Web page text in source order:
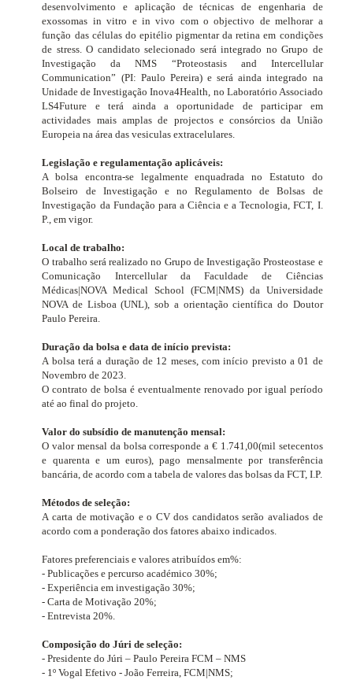
desenvolvimento e aplicação de técnicas de engenharia de
exossomas in vitro e in vivo com o objectivo de melhorar a
função das células do epitélio pigmentar da retina em condições
de stress. O candidato selecionado será integrado no Grupo de
Investigação da NMS “Proteostasis and Intercellular
Communication” (PI: Paulo Pereira) e será ainda integrado na
Unidade de Investigação Inova4Health, no Laboratório Associado
LS4Future e terá ainda a oportunidade de participar em
actividades mais amplas de projectos e consórcios da União
Europeia na área das vesiculas extracelulares.
Legislação e regulamentação aplicáveis:
A bolsa encontra-se legalmente enquadrada no Estatuto do
Bolseiro de Investigação e no Regulamento de Bolsas de
Investigação da Fundação para a Ciência e a Tecnologia, FCT, I.
P., em vigor.
Local de trabalho:
O trabalho será realizado no Grupo de Investigação Prosteostase e
Comunicação Intercellular
da Faculdade de Ciências
Médicas|NOVA Medical School (FCM|NMS) da Universidade
NOVA de Lisboa (UNL), sob a orientação científica do Doutor
Paulo Pereira.
Duração da bolsa e data de início prevista:
A bolsa terá a duração de 12 meses, com início previsto a 01 de
Novembro de 2023.
O contrato de bolsa é eventualmente renovado por igual período
até ao final do projeto.
Valor do subsídio de manutenção mensal:
O valor mensal da bolsa corresponde a € 1.741,00(mil setecentos
e quarenta e um euros), pago mensalmente por transferência
bancária, de acordo com a tabela de valores das bolsas da FCT, I.P.
Métodos de seleção:
A carta de motivação e o CV dos candidatos serão avaliados de
acordo com a ponderação dos fatores abaixo indicados.
Fatores preferenciais e valores atribuídos em%:
- Publicações e percurso académico 30%;
- Experiência em investigação 30%;
- Carta de Motivação 20%;
- Entrevista 20%.
Composição do Júri de seleção:
- Presidente do Júri – Paulo Pereira FCM – NMS
- 1º Vogal Efetivo - João Ferreira, FCM|NMS;